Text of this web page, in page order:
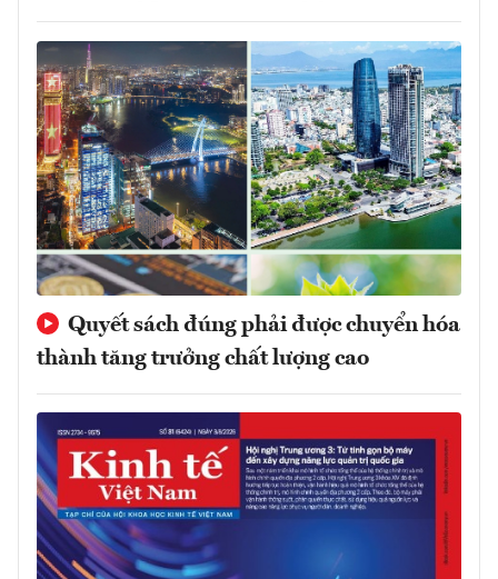
Quyết sách đúng phải được chuyển hóa
thành tăng trưởng chất lượng cao